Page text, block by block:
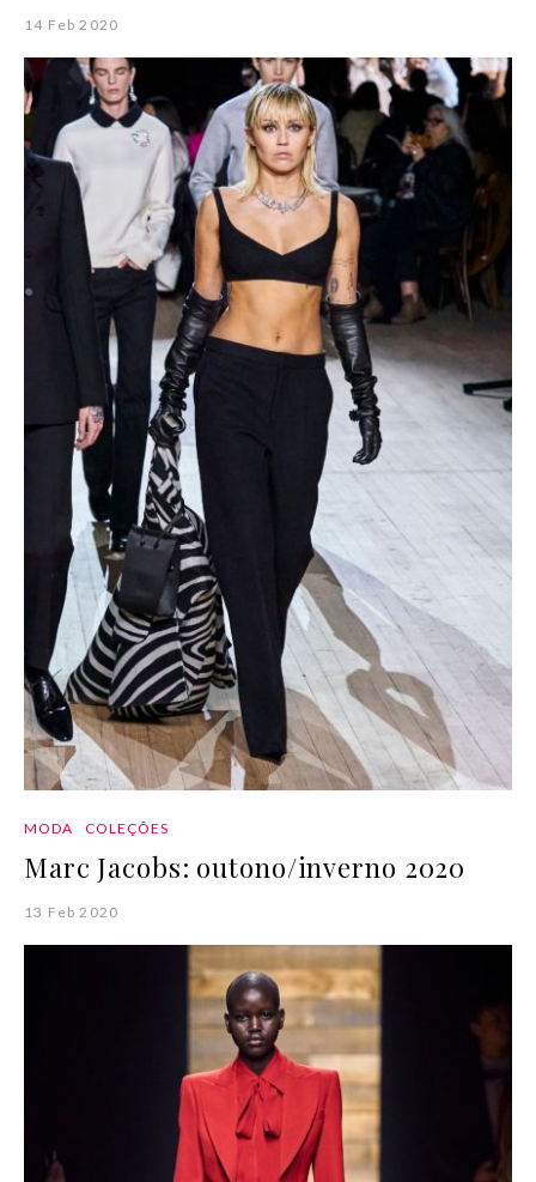
14 Feb 2020
MODA COLEÇÕES
Marc Jacobs: outono/inverno 2020
13 Feb 2020